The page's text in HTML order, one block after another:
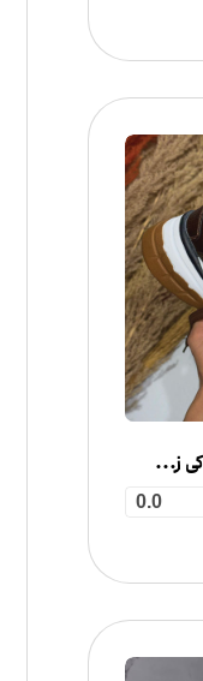
کتونی نایکی v2k – وی تو کی زنانه
0.0